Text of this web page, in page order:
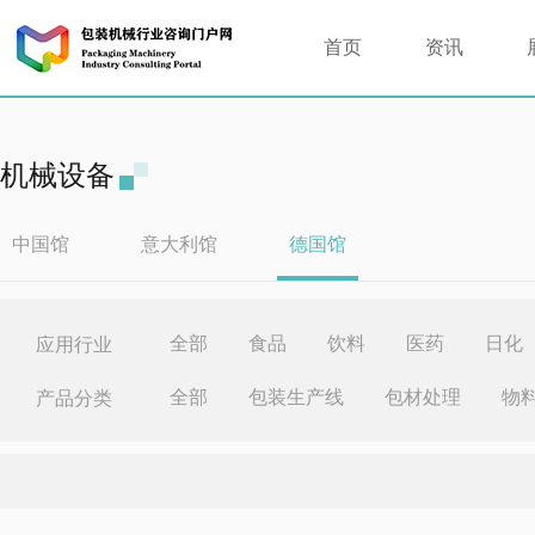
首页 资讯
机械设备
中国馆 意大利馆 德国馆
应用行业 全部 食品 饮料 医药 日化
产品分类 全部 包装生产线 包材处理 物